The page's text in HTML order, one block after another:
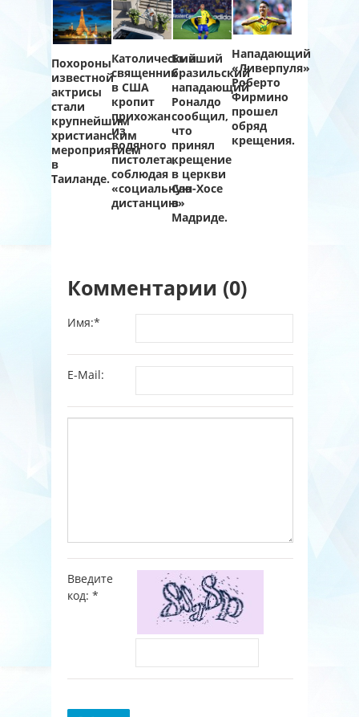
Похороны
известной
актрисы
стали
крупнейшим
христианским
мероприятием
в
Таиланде.
Католический
священник
в США
кропит
прихожан
из
водяного
пистолета,
соблюдая
«социальную
дистанцию»
Бывший
бразильский
нападающий
Роналдо
сообщил,
что
принял
крещение
в церкви
Сан-Хосе
в
Мадриде.
Нападающий
«Ливерпуля»
Роберто
Фирмино
прошел
обряд
крещения.
Комментарии (0)
Имя:*
E-Mail:
Введите
код: *